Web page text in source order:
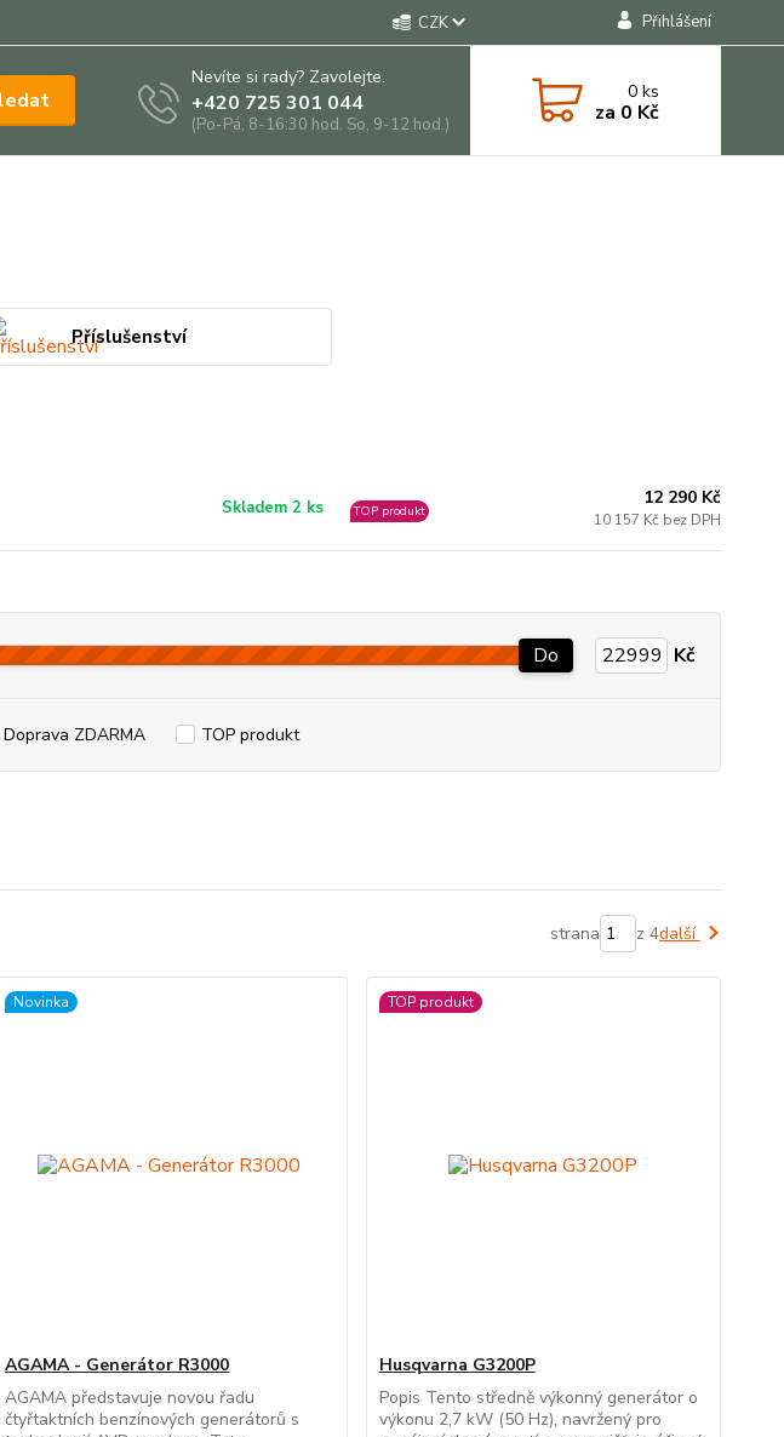
CZK Přihlášení
Nevíte si rady? Zavolejte.
+420 725 301 044
(Po-Pá, 8-16:30 hod. So, 9-12 hod.)
0ks
za 0 Kč
Příslušenství
Skladem 2 ks TOP produkt
12 290 Kč
10 157 Kč bez DPH
Do Kč
Doprava ZDARMA TOP produkt
strana z 4další
Novinka
AGAMA - Generátor R3000
AGAMA představuje novou řadu
čtyřtaktních benzínových generátorů s
TOP produkt
Husqvarna G3200P
Popis Tento středně výkonný generátor o
výkonu 2,7 kW (50 Hz), navržený pro